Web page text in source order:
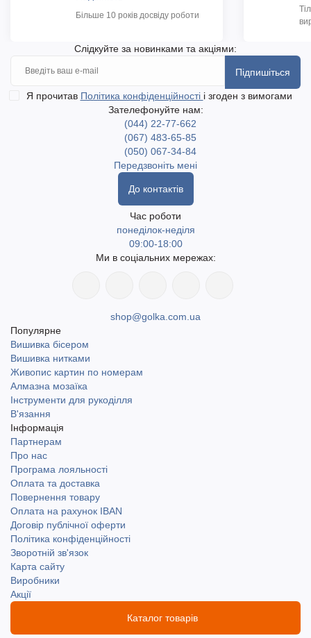
Більше 10 років досвіду роботи
Слідкуйте за новинками та акціями:
Підпишіться
Я прочитав Політика конфіденційності і згоден з вимогами
Зателефонуйте нам:
(044) 22-77-662
(067) 483-65-85
(050) 067-34-84
Передзвоніть мені
До контактів
Час роботи
понеділок-неділя
09:00-18:00
Ми в соціальних мережах:
shop@golka.com.ua
Популярне
Вишивка бісером
Вишивка нитками
Живопис картин по номерам
Алмазна мозаїка
Інструменти для рукоділля
В'язання
Інформація
Партнерам
Про нас
Програма лояльності
Оплата та доставка
Повернення товару
Оплата на рахунок IBAN
Договір публічної оферти
Політика конфіденційності
Зворотній зв'язок
Карта сайту
Виробники
Акції
Каталог товарів